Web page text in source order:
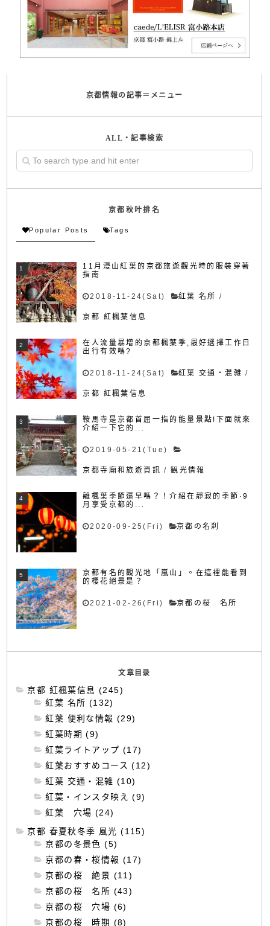
京都情報の記事＝メニュー
ALL・記事検索
京都秋叶排名
Popular Posts Tags
11月漫山紅葉的京都旅遊觀光時的服裝穿著
指南
2018-11-24(Sat) 紅葉 名所 /
京都 紅楓葉信息
在人流量暴增的京都楓葉季,最好選擇工作日
出行有效嗎?
2018-11-24(Sat) 紅葉 交通・混雑 /
京都 紅楓葉信息
鞍馬寺是京都首屈一指的能量景點!下面就來
介紹一下它的...
2019-05-21(Tue)
京都寺廟和旅遊資訊 /観光情報
離楓葉季節還早嗎？！介紹在靜寂的季節·9
月享受京都的...
2020-09-25(Fri) 京都の名刹
京都有名的觀光地「嵐山」。在這裡能看到
的櫻花絕景是？
2021-02-26(Fri) 京都の桜 名所
文章目录
京都 紅楓葉信息 (245)
紅葉 名所 (132)
紅葉 便利な情報 (29)
紅葉時期 (9)
紅葉ライトアップ (17)
紅葉おすすめコース (12)
紅葉 交通・混雑 (10)
紅葉・インスタ映え (9)
紅葉 穴場 (24)
京都 春夏秋冬季 風光 (115)
京都の冬景色 (5)
京都の春・桜情報 (17)
京都の桜 絶景 (11)
京都の桜 名所 (43)
京都の桜 穴場 (6)
京都の桜 時期 (8)